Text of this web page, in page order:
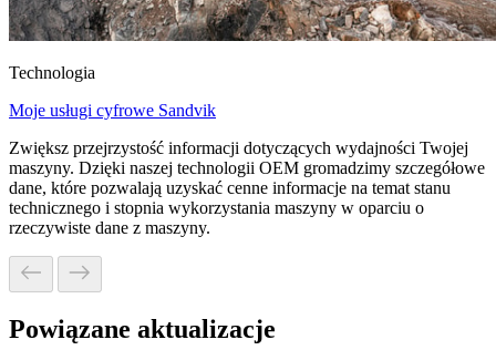
Technologia
Moje usługi cyfrowe Sandvik
Zwiększ przejrzystość informacji dotyczących wydajności Twojej
maszyny. Dzięki naszej technologii OEM gromadzimy szczegółowe
dane, które pozwalają uzyskać cenne informacje na temat stanu
technicznego i stopnia wykorzystania maszyny w oparciu o
rzeczywiste dane z maszyny.
Powiązane aktualizacje